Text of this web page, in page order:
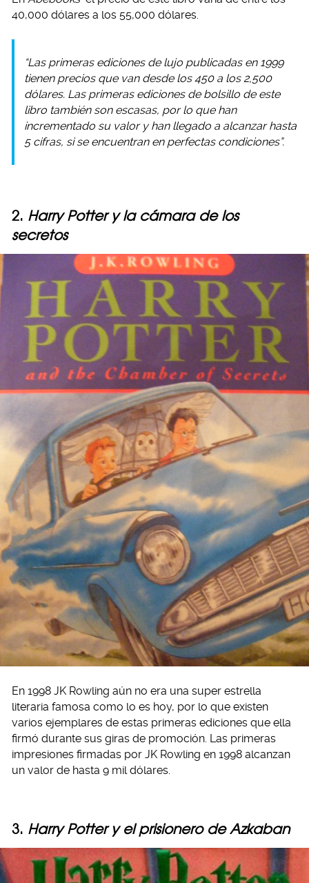
40,000 dólares a los 55,000 dólares.
“Las primeras ediciones de lujo publicadas en 1999
tienen precios que van desde los 450 a los 2,500
dólares. Las primeras ediciones de bolsillo de este
libro también son escasas, por lo que han
incrementado su valor y han llegado a alcanzar hasta
5 cifras, si se encuentran en perfectas condiciones”.
2. Harry Potter y la cámara de los
secretos
En 1998 JK Rowling aún no era una super estrella
literaria famosa como lo es hoy, por lo que existen
varios ejemplares de estas primeras ediciones que ella
firmó durante sus giras de promoción. Las primeras
impresiones firmadas por JK Rowling en 1998 alcanzan
un valor de hasta 9 mil dólares.
3. Harry Potter y el prisionero de Azkaban